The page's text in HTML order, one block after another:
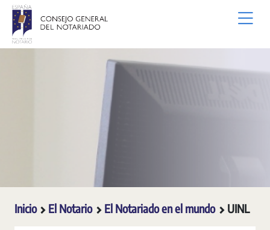
Saltar al contenido principal
Inicio El Notario El Notariado en el mundo UINL